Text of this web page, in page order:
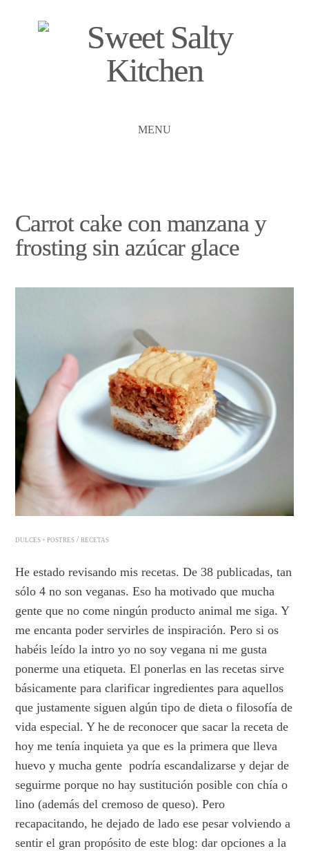
MENU
Carrot cake con manzana y
frosting sin azúcar glace
DULCES + POSTRES /RECETAS
He estado revisando mis recetas. De 38 publicadas, tan
sólo 4 no son veganas. Eso ha motivado que mucha
gente que no come ningún producto animal me siga. Y
me encanta poder servirles de inspiración. Pero si os
habéis leído la intro yo no soy vegana ni me gusta
ponerme una etiqueta. El ponerlas en las recetas sirve
básicamente para clarificar ingredientes para aquellos
que justamente siguen algún tipo de dieta o filosofía de
vida especial. Y he de reconocer que sacar la receta de
hoy me tenía inquieta ya que es la primera que lleva
huevo y mucha gente podría escandalizarse y dejar de
seguirme porque no hay sustitución posible con chía o
lino (además del cremoso de queso). Pero
recapacitando, he dejado de lado ese pesar volviendo a
sentir el gran propósito de este blog: dar opciones a la